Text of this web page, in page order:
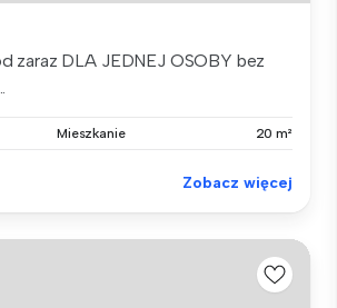
zaraz DLA JEDNEJ OSOBY bez
Mieszkanie 20 m²
Zobacz więcej